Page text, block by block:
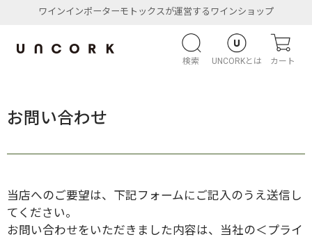
ワインインポーターモトックスが運営するワインショップ
検索 UNCORKとは カート
お問い合わせ
当店へのご要望は、下記フォームにご記入のうえ送信し
てください。
お問い合わせをいただきました内容は、当社の＜プライ